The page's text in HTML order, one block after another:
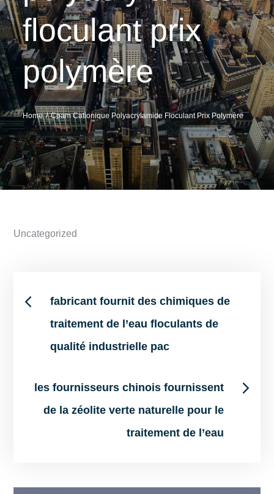
floculant prix
polymère
Home Cpam Cationique Polyacrylamide Floculant Prix Polymère
Uncategorized
Post
navigation
fabricant fournit des chimiques de
traitement de l’eau floculants de
qualité industrielle pac
les fournisseurs chinois fournissent
de la zéolite verte naturelle pour le
traitement de l’eau